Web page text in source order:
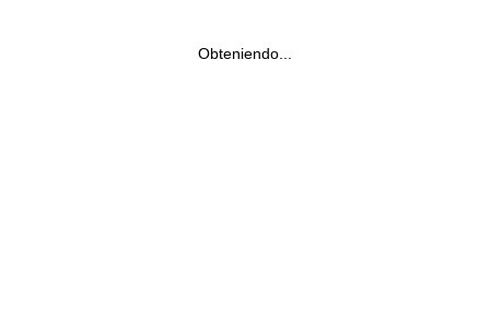
Obteniendo...